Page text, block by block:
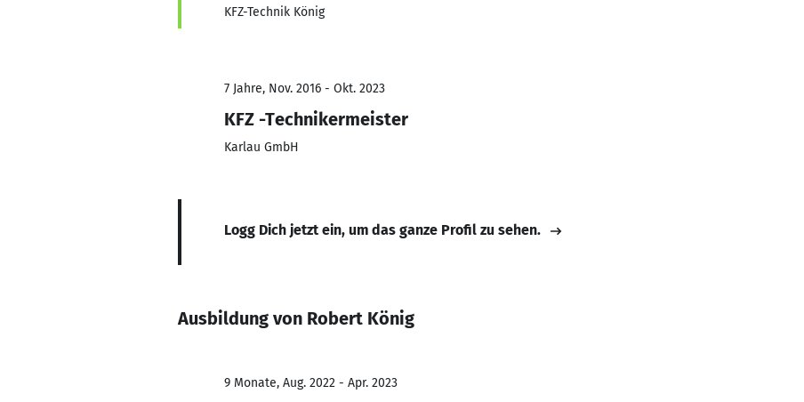
KFZ-Technik König
7 Jahre, Nov. 2016 - Okt. 2023
KFZ -Technikermeister
Karlau GmbH
Logg Dich jetzt ein, um das ganze Profil zu sehen.
Ausbildung von Robert König
9 Monate, Aug. 2022 - Apr. 2023